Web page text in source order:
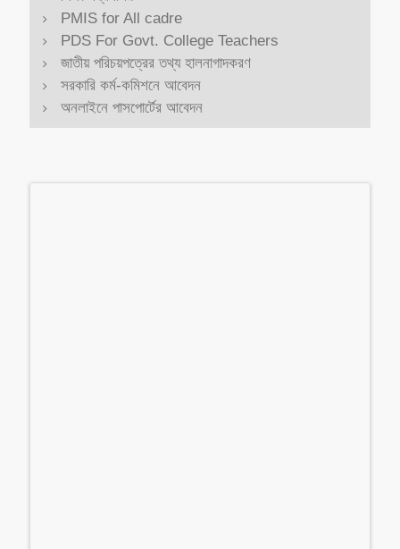
PMIS for All cadre
PDS For Govt. College Teachers
জাতীয় পরিচয়পত্রের তথ্য হালনাগাদকরণ
সরকারি কর্ম-কমিশনে আবেদন
অনলাইনে পাসপোর্টের আবেদন